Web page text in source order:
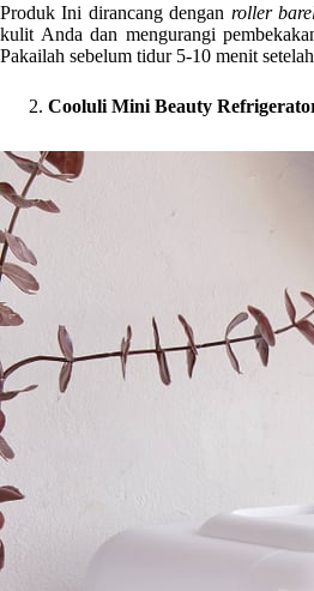
Produk Ini dirancang dengan roller
kulit Anda dan mengurangi
Pakailah sebelum tidur 5-10 menit
Cooluli Mini Beauty